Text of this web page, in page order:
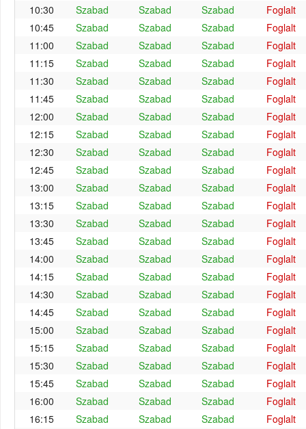
10:30
Szabad Szabad Szabad
Foglalt
10:45
Szabad Szabad Szabad
Foglalt
11:00
Szabad Szabad Szabad
Foglalt
11:15
Szabad Szabad Szabad
Foglalt
11:30
Szabad Szabad Szabad
Foglalt
11:45
Szabad Szabad Szabad
Foglalt
12:00
Szabad Szabad Szabad
Foglalt
12:15
Szabad Szabad Szabad
Foglalt
12:30
Szabad Szabad Szabad
Foglalt
12:45
Szabad Szabad Szabad
Foglalt
13:00
Szabad Szabad Szabad
Foglalt
13:15
Szabad Szabad Szabad
Foglalt
13:30
Szabad Szabad Szabad
Foglalt
13:45
Szabad Szabad Szabad
Foglalt
14:00
Szabad Szabad Szabad
Foglalt
14:15
Szabad Szabad Szabad
Foglalt
14:30
Szabad Szabad Szabad
Foglalt
14:45
Szabad Szabad Szabad
Foglalt
15:00
Szabad Szabad Szabad
Foglalt
15:15
Szabad Szabad Szabad
Foglalt
15:30
Szabad Szabad Szabad
Foglalt
15:45
Szabad Szabad Szabad
Foglalt
16:00
Szabad Szabad Szabad
Foglalt
16:15
Szabad Szabad Szabad Foglalt